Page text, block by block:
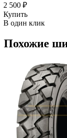
2 500 ₽
Купить
В один клик
Похожие